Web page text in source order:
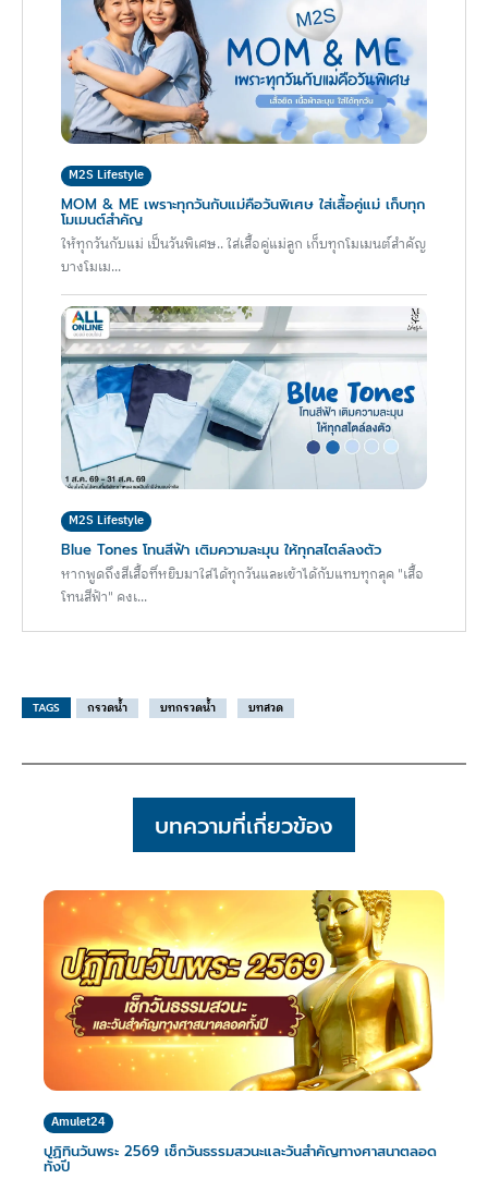
M2S Lifestyle
MOM & ME เพราะทุกวันกับแม่คือวันพิเศษ ใส่เสื้อคู่แม่ เก็บทุก
โมเมนต์สำคัญ
ให้ทุกวันกับแม่ เป็นวันพิเศษ.. ใส่เสื้อคู่แม่ลูก เก็บทุกโมเมนต์สำคัญ
บางโมเม...
M2S Lifestyle
Blue Tones โทนสีฟ้า เติมความละมุน ให้ทุกสไตล์ลงตัว
หากพูดถึงสีเสื้อที่หยิบมาใส่ได้ทุกวันและเข้าได้กับแทบทุกลุค "เสื้อ
โทนสีฟ้า" คงเ...
TAGS กรวดน้ำ บทกรวดน้ำ บทสวด
บทความที่เกี่ยวข้อง
Amulet24
ปฏิทินวันพระ 2569 เช็กวันธรรมสวนะและวันสำคัญทางศาสนาตลอด
ทั้งปี